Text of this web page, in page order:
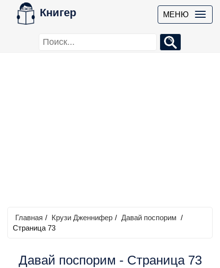
Книгер МЕНЮ
Главная / Крузи Дженнифер / Давай поспорим /
Страница 73
Давай поспорим - Страница 73